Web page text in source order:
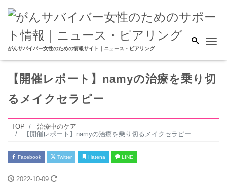
がんサバイバー女性のための情報サイト｜ニュース・ピアリング
【開催レポート】namyの治療を乗り切
るメイクセラピー
TOP
治療中のケア
【開催レポート】namyの治療を乗り切るメイクセラピー
Facebook Twitter Hatena LINE
2022-10-09